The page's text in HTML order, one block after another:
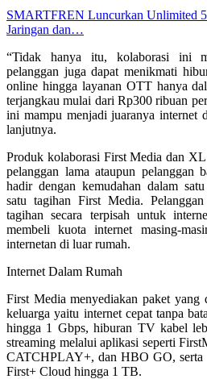
SMARTFREN Luncurkan Unlimited
Jaringan dan…
“Tidak hanya itu, kolaborasi ini
pelanggan juga dapat menikmati
online hingga layanan OTT hanya
terjangkau mulai dari Rp300 ribuan
ini mampu menjadi juaranya internet
lanjutnya.
Produk kolaborasi First Media dan
pelanggan lama ataupun pelanggan
hadir dengan kemudahan dalam
satu tagihan First Media.
tagihan secara terpisah untuk
membeli kuota internet masing-
internetan di luar rumah.
Internet Dalam Rumah
First Media menyediakan paket yang
keluarga yaitu internet cepat tanpa
hingga 1 Gbps, hiburan TV kabel
streaming melalui aplikasi seperti
CATCHPLAY+, dan HBO GO, serta
First+ Cloud hingga 1 TB.